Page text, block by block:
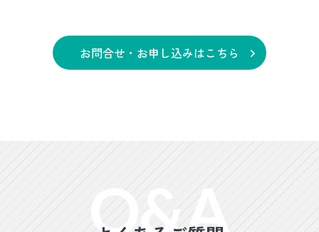
お問合せ・お申し込みはこちら